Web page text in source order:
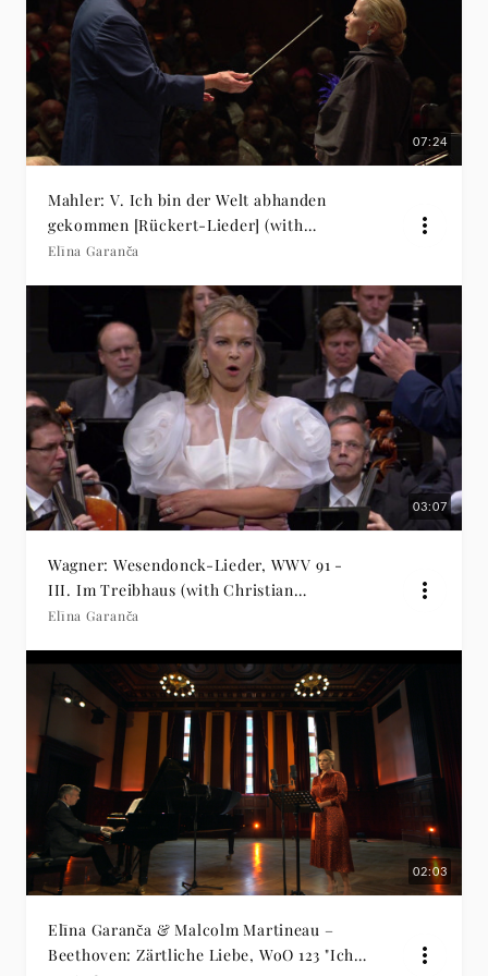
07:24
Mahler: V. Ich bin der Welt abhanden
gekommen [Rückert-Lieder] (with
Christian Thielemann)
Elīna Garanča
03:07
Wagner: Wesendonck-Lieder, WWV 91 -
III. Im Treibhaus (with Christian
Thielemann)
Elīna Garanča
02:03
Elīna Garanča & Malcolm Martineau –
Beethoven: Zärtliche Liebe, WoO 123 "Ich